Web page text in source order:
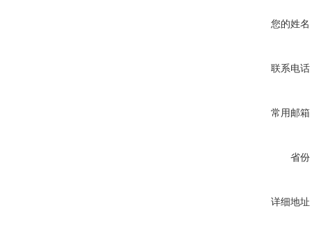
您的姓名
联系电话
常用邮箱
省份
详细地址